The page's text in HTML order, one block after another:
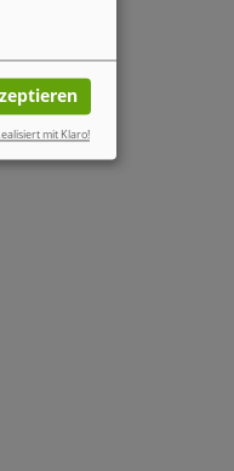
mit Klaro!